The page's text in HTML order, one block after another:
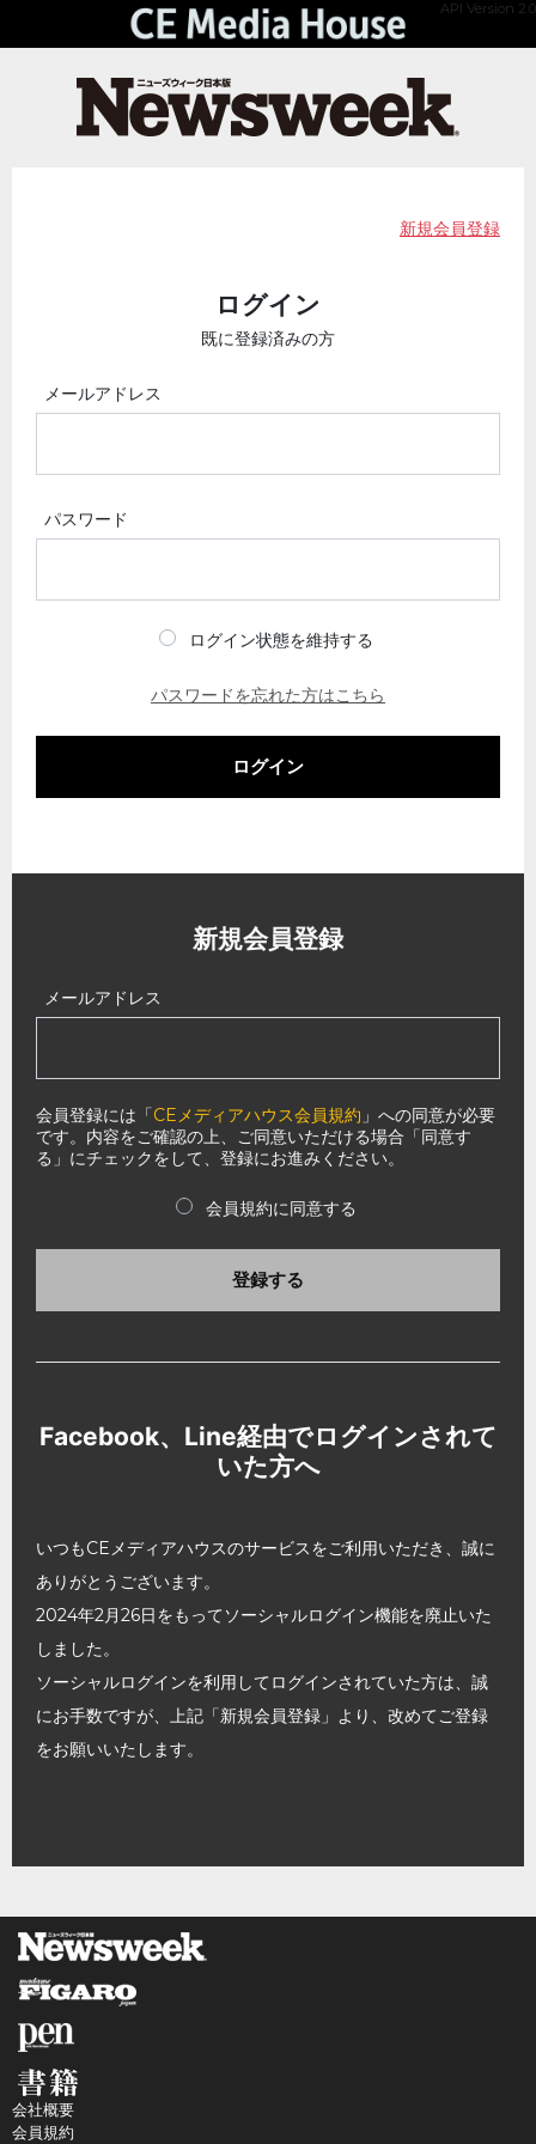
API Version 2.0
新規会員登録
ログイン
既に登録済みの方
メールアドレス
パスワード
ログイン状態を維持する
パスワードを忘れた方はこちら
ログイン
新規会員登録
メールアドレス
会員登録には「CEメディアハウス会員規約 」への同意が必要
です。内容をご確認の上、ご同意いただける場合「同意す
る」にチェックをして、登録にお進みください。
会員規約に同意する
登録する
Facebook、Line経由でログインされて
いた方へ
いつもCEメディアハウスのサービスをご利用いただき、誠に
ありがとうございます。
2024年2月26日をもってソーシャルログイン機能を廃止いた
しました。
ソーシャルログインを利用してログインされていた方は、誠
にお手数ですが、上記「新規会員登録」より、改めてご登録
をお願いいたします。
会社概要
会員規約